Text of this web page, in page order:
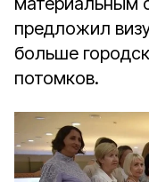
предложил
больше
потомков.